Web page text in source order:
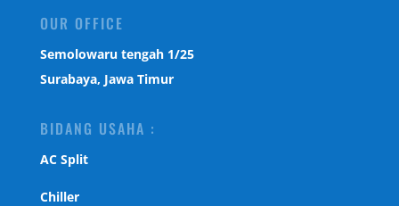
OUR OFFICE
Semolowaru tengah 1/25
Surabaya, Jawa Timur
BIDANG USAHA :
AC Split
Chiller